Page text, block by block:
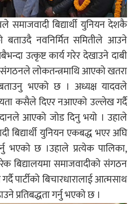
समाजवादी बिद्यार्थी युनियन देशकै
नवनिर्मित समितीले आउने
उत्कृष्ट कार्य गरेर देखाउने दाबी
लोकतन्त्रमाथि आएको खतरा
भएको छ । अध्यक्ष यादवले
कसैले दिएर नआएको उल्लेख गर्दै
आएको जोड दिनु भयो । उहाले
बिद्यार्थी युनियन एकबद्ध भएर अघि
भएको छ ।उहाले प्रत्येक पालिका,
बिद्यालयमा समाजवादीको संगठन
पार्टीको बिचारधारालाई आत्मसाथ
प्रतिबद्धता गर्नु भएको छ ।